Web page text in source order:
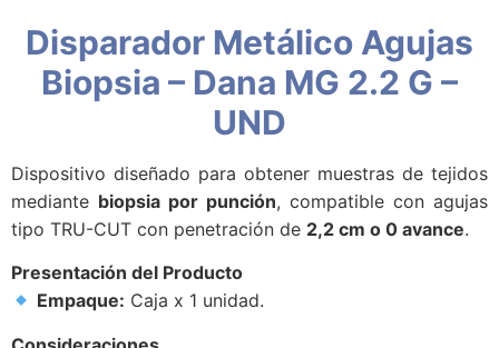
Disparador Metálico Agujas
Biopsia – Dana MG 2.2 G –
UND
Dispositivo diseñado para obtener muestras de tejidos
mediante biopsia por punción, compatible con agujas
tipo TRU-CUT con penetración de 2,2 cm o 0 avance.
Presentación del Producto
Empaque: Caja x 1 unidad.